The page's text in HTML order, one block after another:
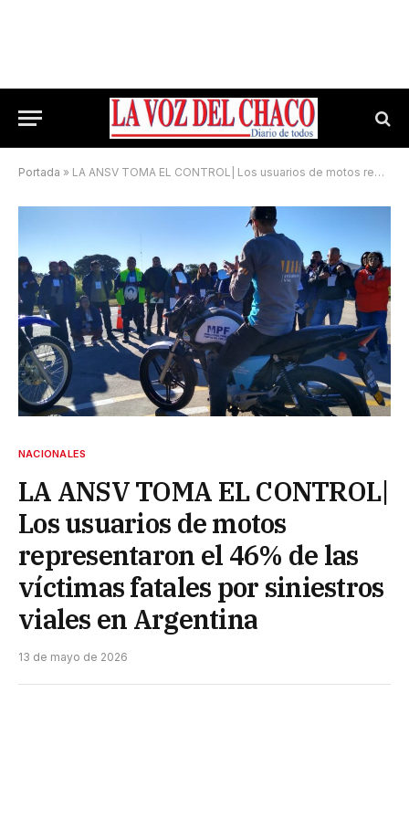
Portada » LA ANSV TOMA EL CONTROL| Los usuarios de motos representaron el 46% de las víctimas fatales por siniestros viales en Argentina
NACIONALES
LA ANSV TOMA EL CONTROL|
Los usuarios de motos
representaron el 46% de las
víctimas fatales por siniestros
viales en Argentina
13 de mayo de 2026